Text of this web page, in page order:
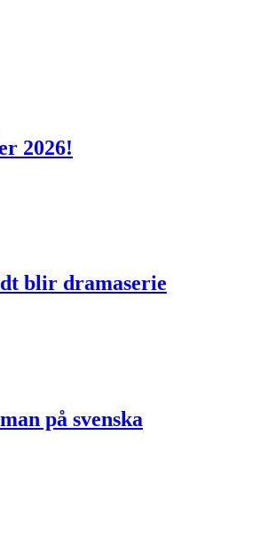
2026!
blir dramaserie
på svenska